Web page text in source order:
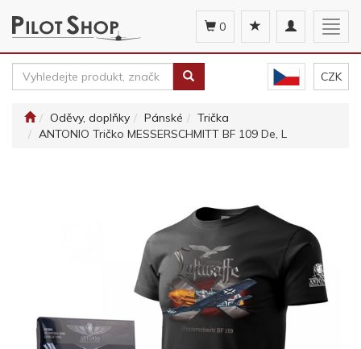
Toggle
navigation
0
CZK
Oděvy, doplňky Pánské
Trička
ANTONIO Tričko MESSERSCHMITT BF 109 De, L